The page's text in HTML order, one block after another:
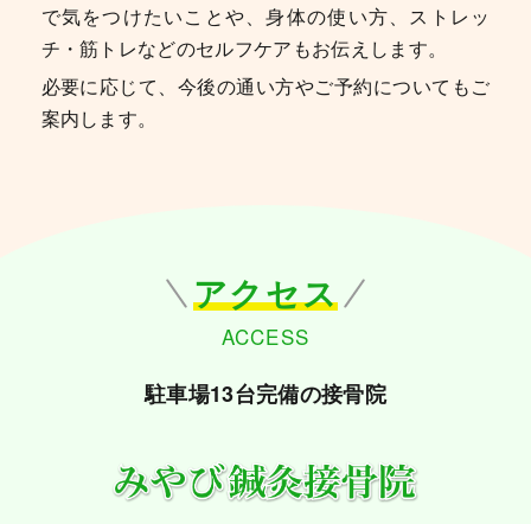
で気をつけたいことや、身体の使い方、ストレッ
チ・筋トレなどのセルフケアもお伝えします。
必要に応じて、今後の通い方やご予約についてもご
案内します。
アクセス
ACCESS
駐車場13台完備の接骨院